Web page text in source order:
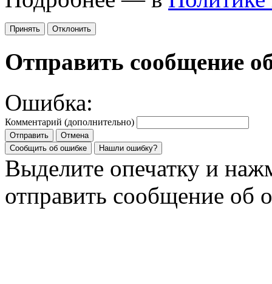
Принять Отклонить
Отправить сообщение
Ошибка:
Комментарий (дополнительно)
Отправить
Отмена
Сообщить об ошибке
Нашли ошибку?
Выделите опечатку и
отправить сообщение об